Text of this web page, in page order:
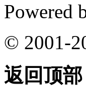
Powered
© 2001-
返回顶部